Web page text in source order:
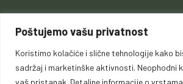
Poštujemo vašu privatnost
Koristimo kolačiće i slične tehnologije kako
sadržaj i marketinške aktivnosti. Neophodni
vaš pristanak. Detaljne informacije o
Politika kolačića Politika